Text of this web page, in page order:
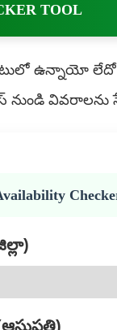
TOOL
ఉన్నాయో లేదో
వివరాలను